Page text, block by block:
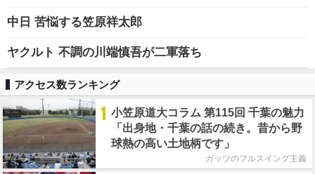
中日 苦悩する笠原祥太郎
ヤクルト 不調の川端慎吾が二軍落ち
アクセス数ランキング
1 小笠原道大コラム 第115回 千葉の魅力
「出身地・千葉の話の続き。昔から野
球熱の高い土地柄です」
ガッツのフルスイング主義